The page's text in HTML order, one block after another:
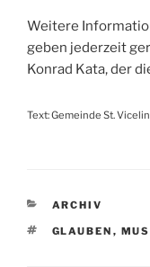
Weitere
geben jederzeit
Konrad Kata, der
Text: Gemeinde St.
KATEGORIEN
ARCHIV
GLAUBEN ,